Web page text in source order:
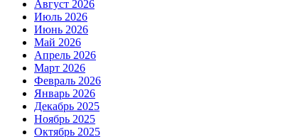
Август 2026
Июль 2026
Июнь 2026
Май 2026
Апрель 2026
Март 2026
Февраль 2026
Январь 2026
Декабрь 2025
Ноябрь 2025
Октябрь 2025